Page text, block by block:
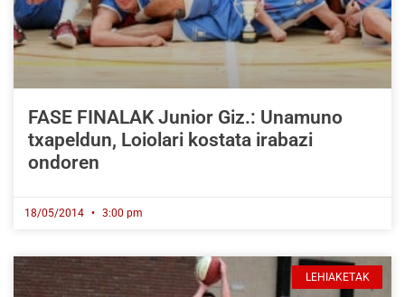
FASE FINALAK Junior Giz.: Unamuno
txapeldun, Loiolari kostata irabazi
ondoren
18/05/2014 3:00 pm
LEHIAKETAK